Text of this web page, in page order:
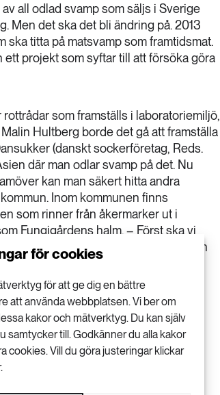
för cookies
för att ge dig en bättre
att använda webbplatsen. Vi ber om
kakor och mätverktyg. Du kan själv
samtycker till. Godkänner du alla kakor
cookies. Vill du göra justeringar klickar
all odlad svamp som säljs i Sverige
Men det ska det bli ändring på. 2013
titta på matsvamp som framtidsmat.
projekt som syftar till att försöka göra
som framställs i laboratoriemiljö,
Hultberg borde det gå att framställa
(danskt sockerföretag, Reds.
där man odlar svamp på det. Nu
kan man säkert hitta andra
Inom kommunen finns
som rinner från åkermarker ut i
Fungigårdens halm. – Först ska vi
– sedan kommer vi hacka ner det och
Därefter får vi se om
hösten och på våren ska vi
Nu hoppas Malin Hultberg att
kunna öka svampproduktionen
skulle kunna bli en inhemsk,
ligger det i mångas intresse att